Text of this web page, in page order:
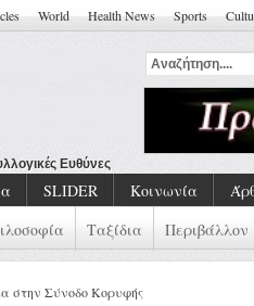
World Health News Sports
SLIDER Κοινωνία
Ταξίδια Περιβάλλον
στην Σύνοδο Κορυφής